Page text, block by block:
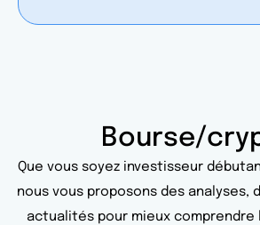
Bourse/
Que vous soyez investisseur
nous vous proposons des analyses,
actualités pour mieux